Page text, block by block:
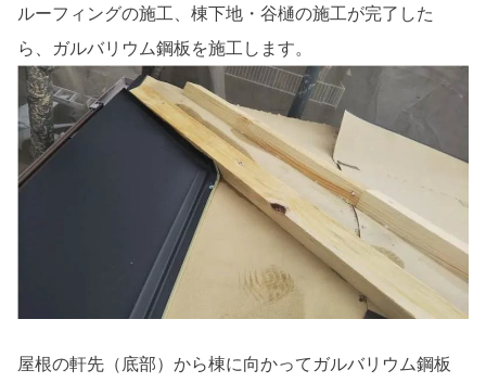
ルーフィングの施工、棟下地・谷樋の施工が完了した
ら、ガルバリウム鋼板を施工します。
屋根の軒先（底部）から棟に向かってガルバリウム鋼板